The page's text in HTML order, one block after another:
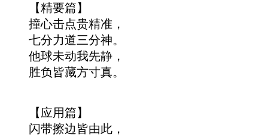
【精要篇】
撞心击点贵精准，
七分力道三分神。
他球未动我先静，
胜负皆藏方寸真。
【应用篇】
闪带擦边皆由此，